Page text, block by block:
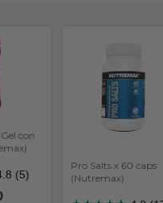
con
(5)
Pro Salts x 60 caps
(Nutremax)